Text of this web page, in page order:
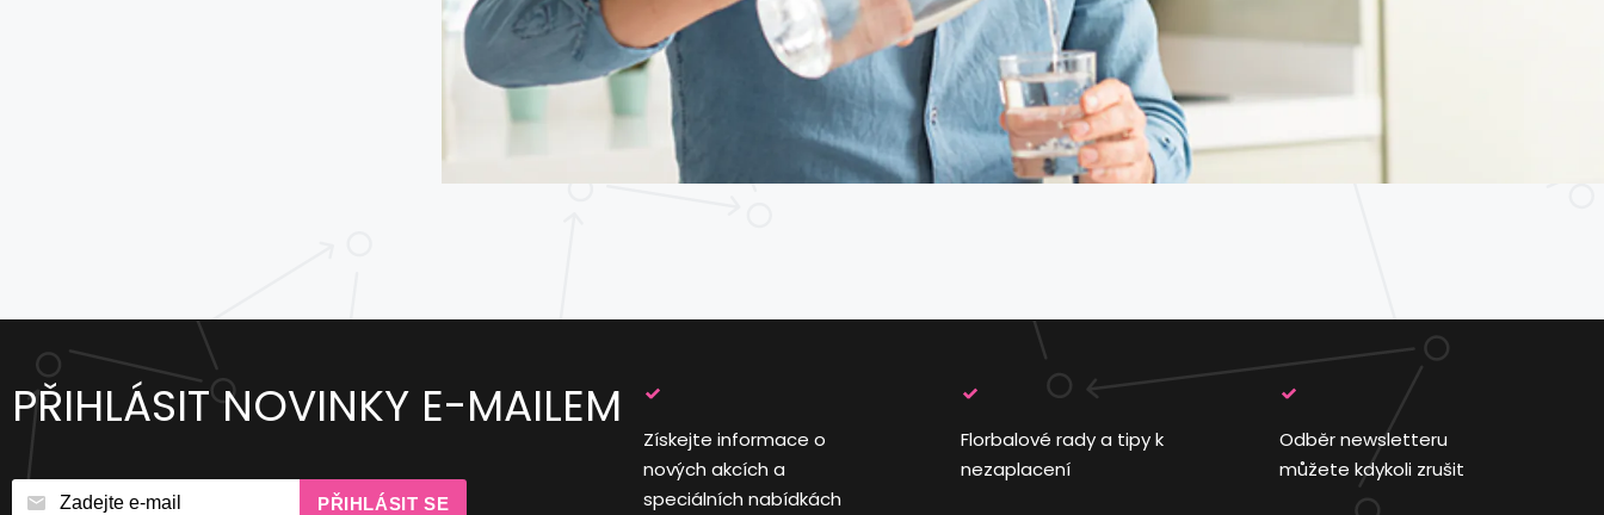
PŘIHLÁSIT NOVINKY E-MAILEM
PŘIHLÁSIT SE
Získejte informace o
nových akcích a
speciálních nabídkách
Florbalové rady a tipy k
nezaplacení
Odběr newsletteru
můžete kdykoli zrušit